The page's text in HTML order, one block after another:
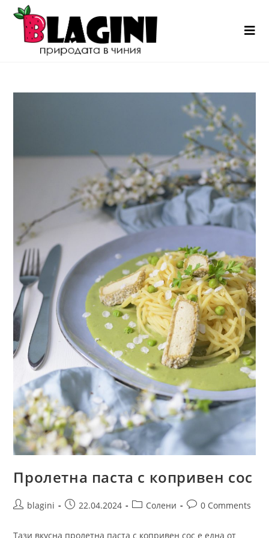
Пролетна паста с копривен сос
blagini 22.04.2024 Солени 0 Comments
Тази вкусна пролетна паста с копривен сос е една от